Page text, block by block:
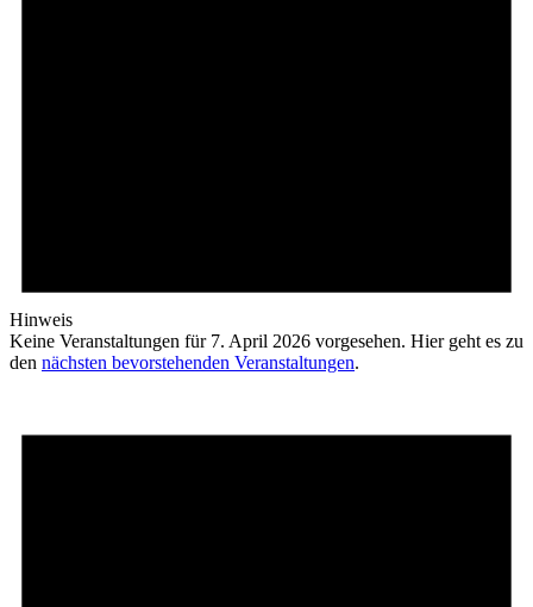
Hinweis
Keine Veranstaltungen für 7. April 2026 vorgesehen. Hier geht es zu
den nächsten bevorstehenden Veranstaltungen.